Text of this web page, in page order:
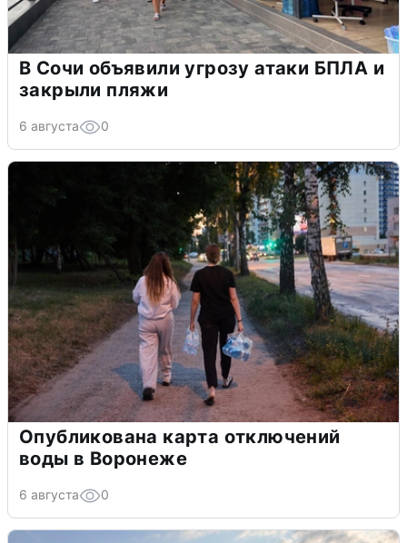
В Сочи объявили угрозу атаки БПЛА и
закрыли пляжи
6 августа 0
Опубликована карта отключений
воды в Воронеже
6 августа 0